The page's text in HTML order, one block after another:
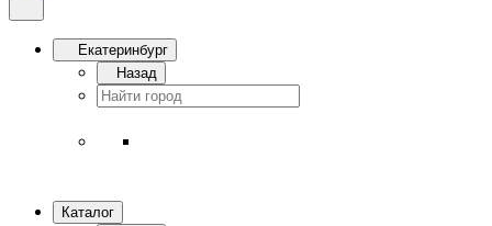
Екатеринбург
Назад
Каталог